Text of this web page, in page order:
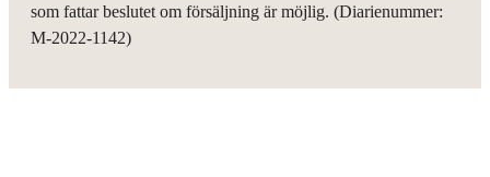
som fattar beslutet om försäljning är möjlig. (Diarienummer:
M-2022-1142)